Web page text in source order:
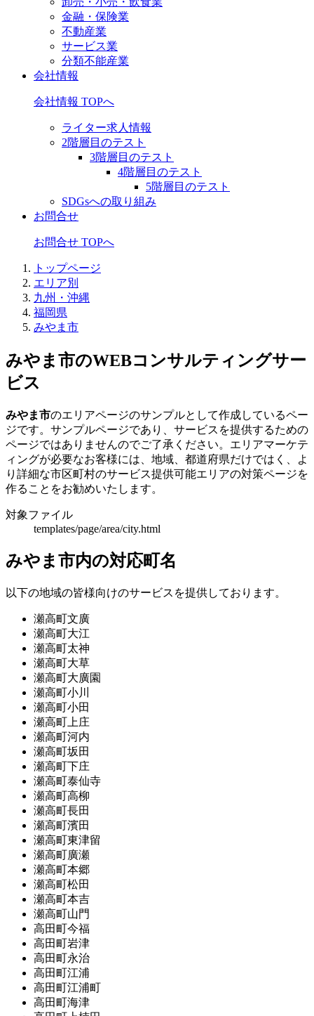
金融・保険業
不動産業
サービス業
分類不能産業
会社情報
会社情報 TOPへ
ライター求人情報
2階層目のテスト
3階層目のテスト
4階層目のテスト
5階層目のテスト
SDGsへの取り組み
お問合せ
お問合せ TOPへ
トップページ
エリア別
九州・沖縄
福岡県
みやま市
みやま市のWEBコンサルティングサー
ビス
みやま市のエリアページのサンプルとして作成しているペー
ジです。サンプルページであり、サービスを提供するための
ページではありませんのでご了承ください。エリアマーケテ
ィングが必要なお客様には、地域、都道府県だけではく、よ
り詳細な市区町村のサービス提供可能エリアの対策ページを
作ることをお勧めいたします。
対象ファイル
templates/page/area/city.html
みやま市内の対応町名
以下の地域の皆様向けのサービスを提供しております。
瀬高町文廣
瀬高町大江
瀬高町太神
瀬高町大草
瀬高町大廣園
瀬高町小川
瀬高町小田
瀬高町上庄
瀬高町河内
瀬高町坂田
瀬高町下庄
瀬高町泰仙寺
瀬高町高柳
瀬高町長田
瀬高町濱田
瀬高町東津留
瀬高町廣瀬
瀬高町本郷
瀬高町松田
瀬高町本吉
瀬高町山門
高田町今福
高田町岩津
高田町永治
高田町江浦
高田町江浦町
高田町海津